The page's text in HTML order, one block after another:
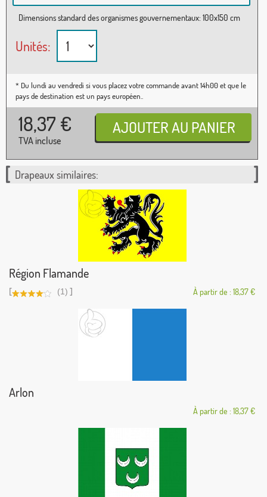
Dimensions standard des organismes gouvernementaux: 100x150 cm
Unités:
* Du lundi au vendredi si vous placez votre commande avant 14h00 et que le
pays de destination est un pays européen..
18,37 €
TVA incluse
Drapeaux similaires:
Région Flamande
[ (1) ] À partir de : 18,37 €
Arlon
À partir de : 18,37 €